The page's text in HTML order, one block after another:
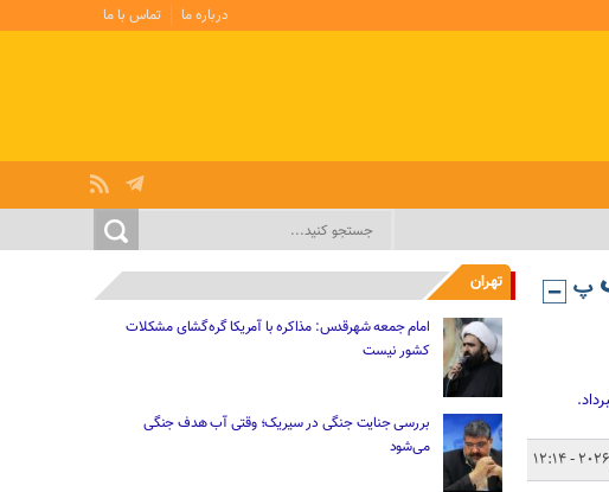
درباره ما تماس با ما
تهران
امام جمعه شهرقدس: مذاکره با آمریکا گره‌گشای مشکلات
کشور نیست
بررسی جنایت جنگی در سیریک؛ وقتی آب هدف جنگی
می‌شود